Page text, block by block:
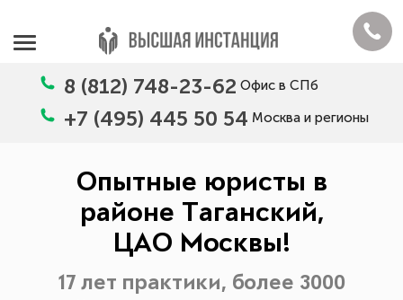
8 (812) 748-23-62 Офис в СПб
+7 (495) 445 50 54 Москва и регионы
Опытные юристы в
районе Таганский,
ЦАО Москвы!
17 лет практики, более 3000